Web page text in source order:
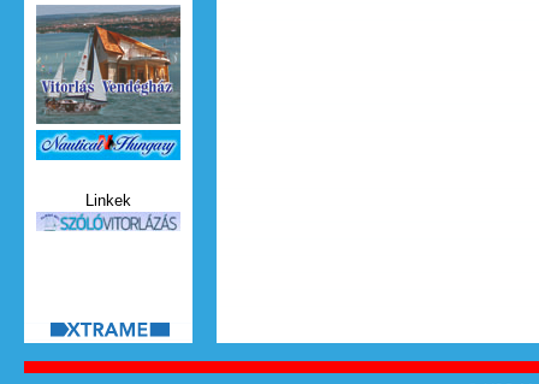
Nauticat.jpg
Linkek
szolo_vitorlazas.jpg